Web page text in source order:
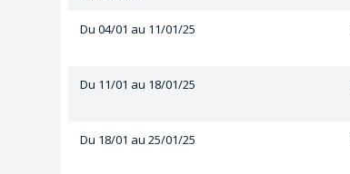
Du 04/01 au 11/01/25
Du 11/01 au 18/01/25
Du 18/01 au 25/01/25